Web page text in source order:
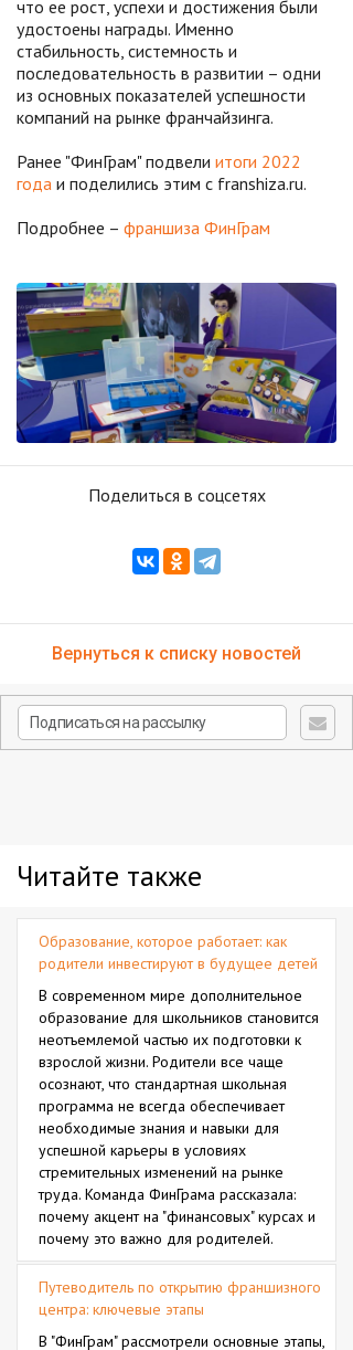
что ее рост, успехи и достижения были
удостоены награды. Именно
стабильность, системность и
последовательность в развитии – одни
из основных показателей успешности
компаний на рынке франчайзинга.
Ранее "ФинГрам" подвели итоги 2022
года и поделились этим с franshiza.ru.
Подробнее – франшиза ФинГрам
Поделиться в соцсетях
Вернуться к списку новостей
Читайте также
Образование, которое работает: как
родители инвестируют в будущее детей
В современном мире дополнительное
образование для школьников становится
неотъемлемой частью их подготовки к
взрослой жизни. Родители все чаще
осознают, что стандартная школьная
программа не всегда обеспечивает
необходимые знания и навыки для
успешной карьеры в условиях
стремительных изменений на рынке
труда. Команда ФинГрама рассказала:
почему акцент на "финансовых" курсах и
почему это важно для родителей.
Путеводитель по открытию франшизного
центра: ключевые этапы
В "ФинГрам" рассмотрели основные этапы,